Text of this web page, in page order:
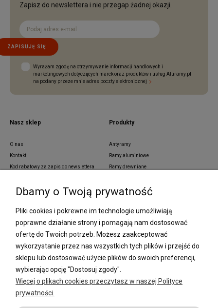
Zapisz do newslettera i nie przegap żadnej okazji.
ZAPISUJĘ SIĘ
Wyrażam zgodę na otrzymywanie informacji handlowych i
marketingowych dotyczących marek oraz produktów i usług Aluramy.pl
na podany przeze mnie adres poczty elektronicznej
Nasz sklep
O nas
Kontakt
Kod rabatowy za zapis do newslettera
Zamówienia indywidualne
Polityka prywatności
Produkty
Antyramy
Ramy aluminiowe
Ramy drewniane
Ramy z tworzywa sztucznego
Passe partout
Lustra i ramy na wymiar
Oprawa dyplomów
Oprawa plakatów
Oprawa puzzli
Ramki na zdjęcia
Płatności i dostawa
Dbamy o Twoją prywatność
Pliki cookies i pokrewne im technologie umożliwiają
poprawne działanie strony i pomagają nam dostosować
ofertę do Twoich potrzeb. Możesz zaakceptować
wykorzystanie przez nas wszystkich tych plików i przejść do
sklepu lub dostosować użycie plików do swoich preferencji,
wybierając opcję "Dostosuj zgody".
Więcej o plikach cookies przeczytasz w naszej Polityce
prywatności.